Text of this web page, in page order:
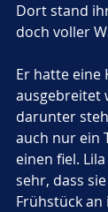
Dort stand
doch voller
Er hatte eine
ausgebreitet
darunter
auch nur ein
einen fiel.
sehr, dass
Frühstück